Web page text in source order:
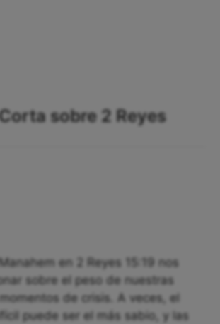
sobre 2 Reyes
en 2 Reyes 15:19 nos
sobre el peso de nuestras
de crisis. A veces, el
puede ser el más sabio, y las